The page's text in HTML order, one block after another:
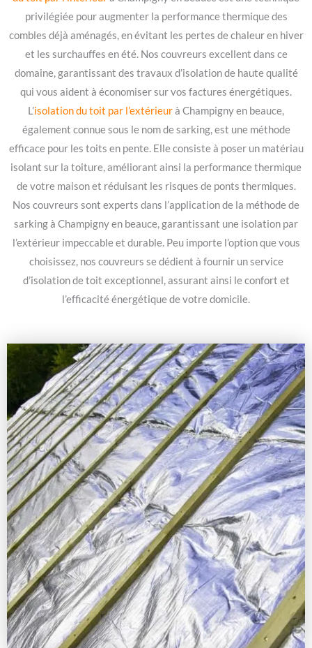
privilégiée pour augmenter la performance thermique des
combles déjà aménagés, en évitant les pertes de chaleur en hiver
et les surchauffes en été. Nos couvreurs excellent dans ce
domaine, garantissant des travaux d’isolation de haute qualité
qui vous aident à économiser sur vos factures énergétiques.
L’isolation du toit par l’extérieurà Champigny en beauce,
également connue sous le nom de sarking, est une méthode
efficace pour les toits en pente. Elle consiste à poser un matériau
isolant sur la toiture, améliorant ainsi la performance thermique
de votre maison et réduisant les risques de ponts thermiques.
Nos couvreurs sont experts dans l’application de la méthode de
sarking à Champigny en beauce, garantissant une isolation par
l’extérieur impeccable et durable. Peu importe l’option que vous
choisissez, nos couvreurs se dédient à fournir un service
d’isolation de toit exceptionnel, assurant ainsi le confort et
l’efficacité énergétique de votre domicile.